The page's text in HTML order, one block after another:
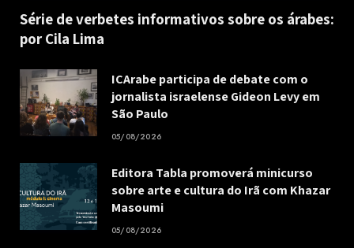
Série de verbetes informativos sobre os árabes:
por Cila Lima
ICArabe participa de debate com o
jornalista israelense Gideon Levy em
São Paulo
05/08/2026
Editora Tabla promoverá minicurso
sobre arte e cultura do Irã com Khazar
Masoumi
05/08/2026